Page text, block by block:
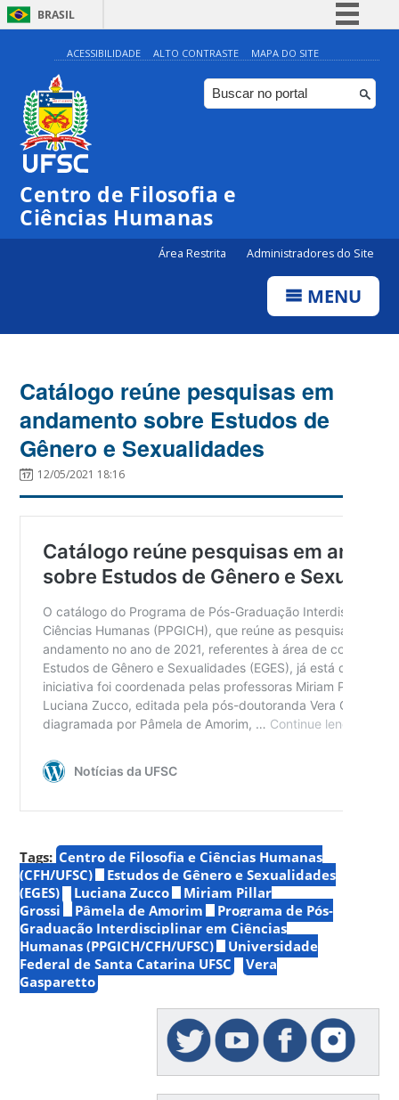
BRASIL
Simplifique!
Comunica BR
Participe
ACESSIBILIDADE ALTO CONTRASTE MAPA DO SITE
Centro de Filosofia e
Ciências Humanas
Área Restrita Administradores do Site
MENU
Catálogo reúne pesquisas em
andamento sobre Estudos de
Gênero e Sexualidades
12/05/2021 18:16
Tags: Centro de Filosofia e Ciências Humanas
(CFH/UFSC)
Estudos de Gênero e Sexualidades
(EGES)
Luciana Zucco
Miriam Pillar
Grossi
Pâmela de Amorim
Programa de Pós-
Graduação Interdisciplinar em Ciências
Humanas (PPGICH/CFH/UFSC)
Universidade
Federal de Santa Catarina UFSC
Vera
Gasparetto